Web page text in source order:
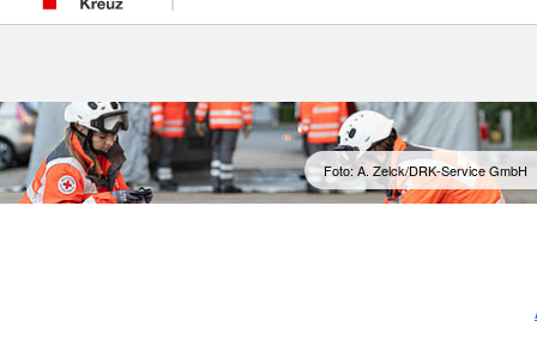
Foto: A. Zelck/DRK-Service GmbH